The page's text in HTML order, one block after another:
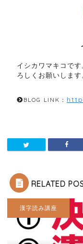
イシカワマキコで
ろしくお願いします
BLOG LINK：
RELATED
漢字読み講座